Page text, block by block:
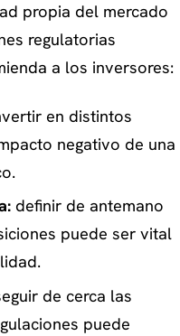
propia del mercado
regulatorias
a los inversores:
en distintos
negativo de una
definir de antemano
puede ser vital
de cerca las
puede